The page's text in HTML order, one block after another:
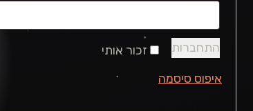
זכור אותי התחברות
איפוס סיסמה